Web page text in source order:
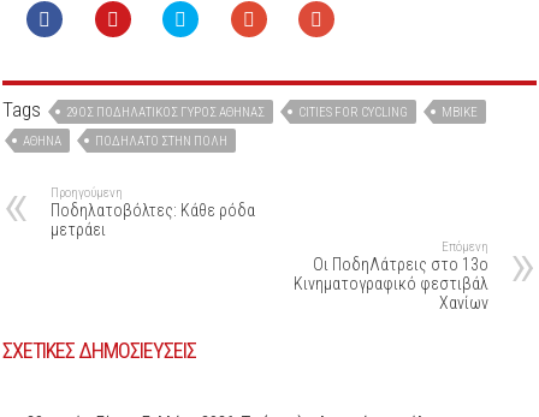
Tags 29ΟΣ ΠΟΔΗΛΑΤΙΚΌΣ ΓΎΡΟΣ ΑΘΉΝΑΣ CITIES FOR CYCLING
MBIKE
ΑΘΉΝΑ
ΠΟΔΉΛΑΤΟ ΣΤΗΝ ΠΌΛΗ
Προηγούμενη
Ποδηλατοβόλτες: Κάθε ρόδα
μετράει
Επόμενη
Οι ΠοδηΛάτρεις στο 13o
Κινηματογραφικό φεστιβάλ
Χανίων
ΣΧΕΤΙΚΕΣ ΔΗΜΟΣΙΕΥΣΕΙΣ